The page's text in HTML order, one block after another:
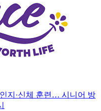
지·신체 훈련… 시니어 방